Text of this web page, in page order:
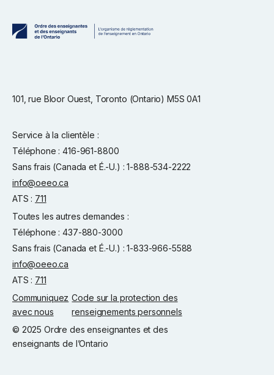
101, rue Bloor Ouest, Toronto (Ontario) M5S 0A1
Service à la clientèle :
Téléphone : 416-961-8800
Sans frais (Canada et É.-U.) : 1-888-534-2222
info@oeeo.ca
ATS : 711
Toutes les autres demandes :
Téléphone : 437-880-3000
Sans frais (Canada et É.-U.) : 1-833-966-5588
info@oeeo.ca
ATS : 711
Communiquez
avec nous
Code sur la protection des
renseignements personnels
© 2025 Ordre des enseignantes et des
enseignants de l’Ontario